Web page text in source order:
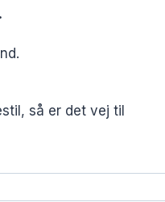
så er det vej til